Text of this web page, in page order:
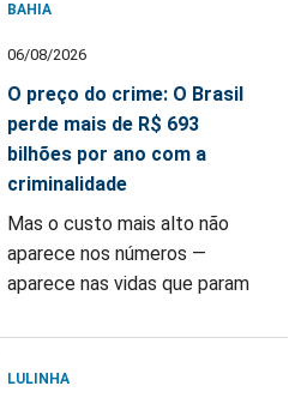
BAHIA
06/08/2026
O preço do crime: O Brasil
perde mais de R$ 693
bilhões por ano com a
criminalidade
Mas o custo mais alto não
aparece nos números —
aparece nas vidas que param
LULINHA